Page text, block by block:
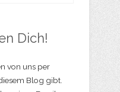
Dich!
von uns per
Blog gibt.